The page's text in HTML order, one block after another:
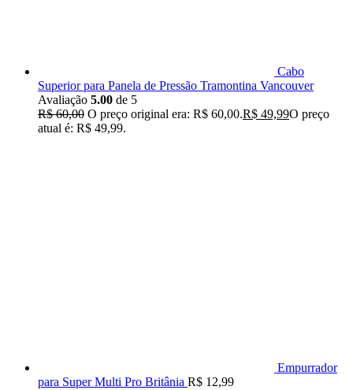
Cabo
Superior para Panela de Pressão Tramontina Vancouver
Avaliação 5.00 de 5
R$60,00 O preço original era: R$ 60,00.R$ 49,99O preço
atual é: R$ 49,99.
Empurrador
para Super Multi Pro Britânia R$ 12,99